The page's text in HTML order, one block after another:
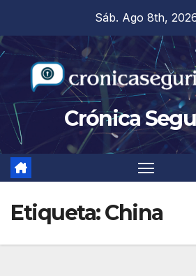
contenido
Sáb. Ago 8th,
Crónica
Etiqueta:China